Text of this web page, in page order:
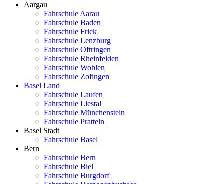
Aargau
Fahrschule Aarau
Fahrschule Baden
Fahrschule Frick
Fahrschule Lenzburg
Fahrschule Oftringen
Fahrschule Rheinfelden
Fahrschule Wohlen
Fahrschule Zofingen
Basel Land
Fahrschule Laufen
Fahrschule Liestal
Fahrschule Münchenstein
Fahrschule Pratteln
Basel Stadt
Fahrschule Basel
Bern
Fahrschule Bern
Fahrschule Biel
Fahrschule Burgdorf